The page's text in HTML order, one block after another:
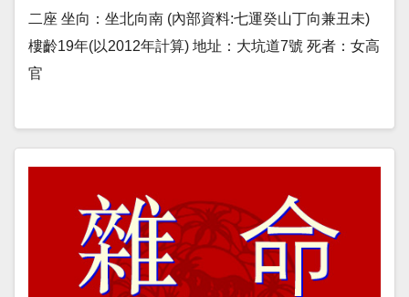
二座 坐向：坐北向南 (內部資料:七運癸山丁向兼丑未)
樓齡19年(以2012年計算) 地址：大坑道7號 死者：女高
官